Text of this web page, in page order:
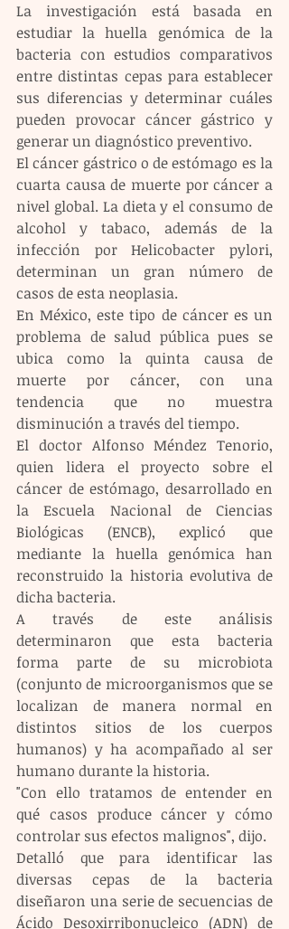
La investigación está basada en
estudiar la huella genómica de la
bacteria con estudios comparativos
entre distintas cepas para establecer
sus diferencias y determinar cuáles
pueden provocar cáncer gástrico y
generar un diagnóstico preventivo.
El cáncer gástrico o de estómago es la
cuarta causa de muerte por cáncer a
nivel global. La dieta y el consumo de
alcohol y tabaco, además de la
infección por Helicobacter pylori,
determinan un gran número de
casos de esta neoplasia.
En México, este tipo de cáncer es un
problema de salud pública pues se
ubica como la quinta causa de
muerte por cáncer, con una
tendencia que no muestra
disminución a través del tiempo.
El doctor Alfonso Méndez Tenorio,
quien lidera el proyecto sobre el
cáncer de estómago, desarrollado en
la Escuela Nacional de Ciencias
Biológicas (ENCB), explicó que
mediante la huella genómica han
reconstruido la historia evolutiva de
dicha bacteria.
A través de este análisis
determinaron que esta bacteria
forma parte de su microbiota
(conjunto de microorganismos que se
localizan de manera normal en
distintos sitios de los cuerpos
humanos) y ha acompañado al ser
humano durante la historia.
"Con ello tratamos de entender en
qué casos produce cáncer y cómo
controlar sus efectos malignos", dijo.
Detalló que para identificar las
diversas cepas de la bacteria
diseñaron una serie de secuencias de
Ácido Desoxirribonucleico (ADN) de